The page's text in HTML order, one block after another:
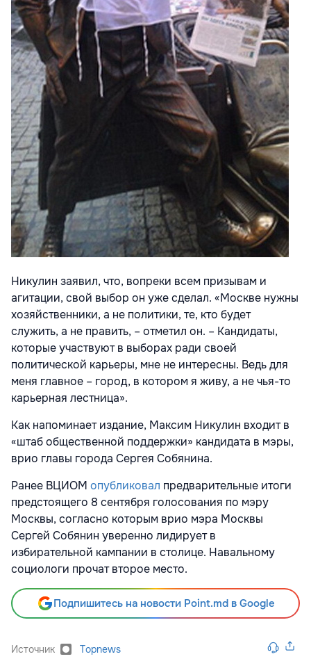
Никулин заявил, что, вопреки всем призывам и
агитации, свой выбор он уже сделал. «Москве нужны
хозяйственники, а не политики, те, кто будет
служить, а не править, – отметил он. – Кандидаты,
которые участвуют в выборах ради своей
политической карьеры, мне не интересны. Ведь для
меня главное – город, в котором я живу, а не чья-то
карьерная лестница».
Как напоминает издание, Максим Никулин входит в
«штаб общественной поддержки» кандидата в мэры,
врио главы города Сергея Собянина.
Ранее ВЦИОМ опубликовал предварительные итоги
предстоящего 8 сентября голосования по мэру
Москвы, согласно которым врио мэра Москвы
Сергей Собянин уверенно лидирует в
избирательной кампании в столице. Навальному
социологи прочат второе место.
Подпишитесь на новости Point.md в Google
Источник Topnews